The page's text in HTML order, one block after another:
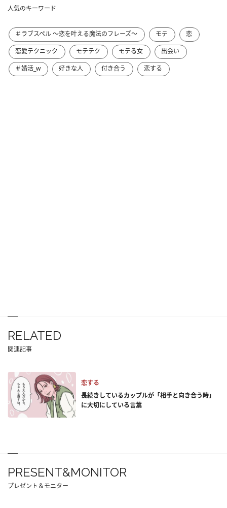
人気のキーワード
＃ラブスペル ～恋を叶える魔法のフレーズ～ モテ
恋
恋愛テクニック
モテテク モテる女
出会い
＃婚活_w
好きな人 付き合う 恋する
RELATED
関連記事
恋する
長続きしているカップルが「相手と向き合う時」
に大切にしている言葉
PRESENT&MONITOR
プレゼント＆モニター